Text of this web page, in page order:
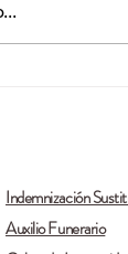
Indemnización
Auxilio Funerario